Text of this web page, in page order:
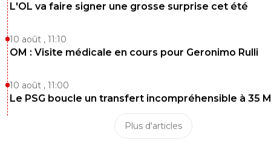
L'OL va faire signer une grosse surprise cet été
10 août , 11:10
OM : Visite médicale en cours pour Geronimo Rulli
10 août , 11:00
Le PSG boucle un transfert incompréhensible à 35
Plus d'articles